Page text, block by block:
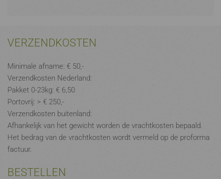
VERZENDKOSTEN
Minimale afname: € 50,-
Verzendkosten Nederland:
Pakket 0-23kg: € 6,50
Portovrij: > € 250,-
Verzendkosten buitenland:
Afhankelijk van het gewicht worden de vrachtkosten bepaald.
Het bedrag van de vrachtkosten wordt vermeld op de proforma
factuur.
BESTELLEN